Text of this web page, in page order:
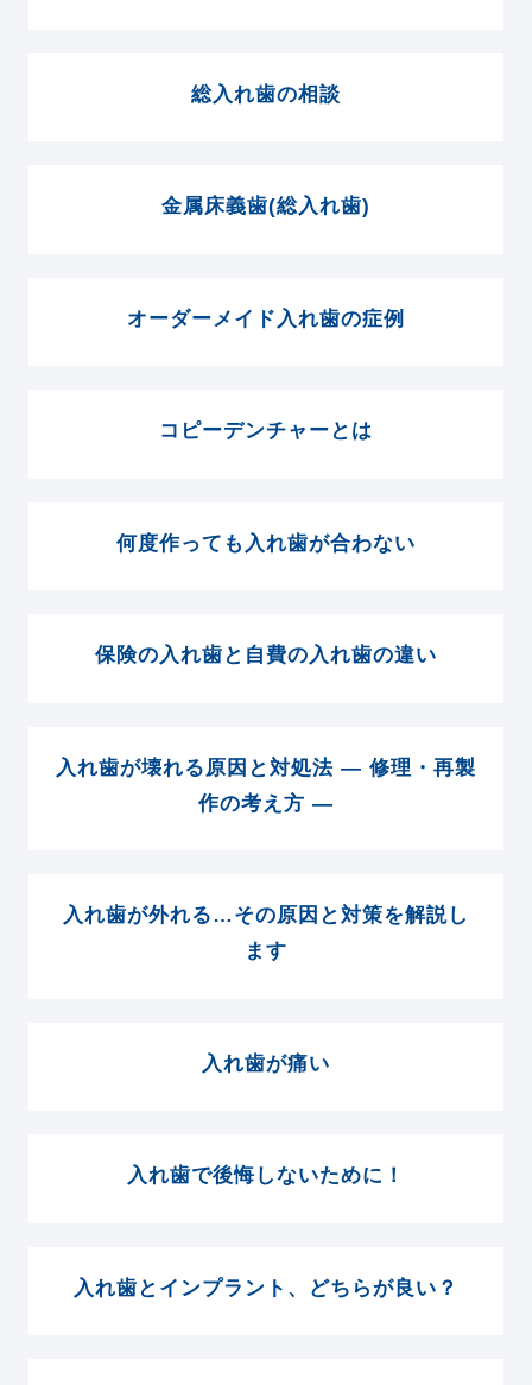
総入れ歯の相談
金属床義歯(総入れ歯)
オーダーメイド入れ歯の症例
コピーデンチャーとは
何度作っても入れ歯が合わない
保険の入れ歯と自費の入れ歯の違い
入れ歯が壊れる原因と対処法 ― 修理・再製
作の考え方 ―
入れ歯が外れる…その原因と対策を解説し
ます
入れ歯が痛い
入れ歯で後悔しないために！
入れ歯とインプラント、どちらが良い？